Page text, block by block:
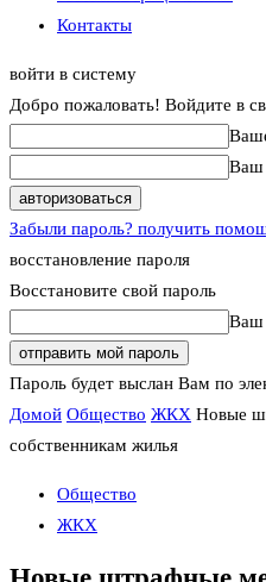
Контакты
войти в систему
Добро пожаловать! Войдите в
Ваш
Забыли пароль? получить
восстановление пароля
Восстановите свой пароль
Ваш
Пароль будет выслан Вам по
Домой Общество ЖКХ Новые
собственникам жилья
Общество
ЖКХ